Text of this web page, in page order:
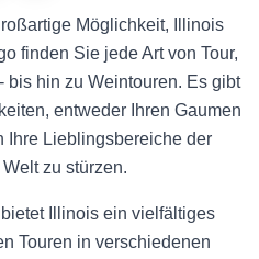
Möglichkeit, Illinois
finden Sie jede Art von Tour,
bis hin zu Weintouren. Es gibt
entweder Ihren Gaumen
Ihre Lieblingsbereiche der
zu stürzen.
Illinois ein vielfältiges
Touren in verschiedenen